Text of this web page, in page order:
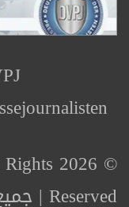
Rights
Reserved | جميع الحقوق محفوظة